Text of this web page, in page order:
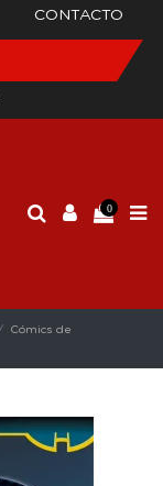
CONTACTO
0
Cómics de